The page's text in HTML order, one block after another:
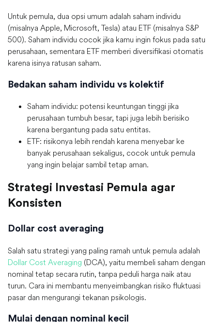
Untuk pemula, dua opsi umum adalah saham individu
(misalnya Apple, Microsoft, Tesla) atau ETF (misalnya S&P
500). Saham individu cocok jika kamu ingin fokus pada satu
perusahaan, sementara ETF memberi diversifikasi otomatis
karena isinya ratusan saham.
Bedakan saham individu vs kolektif
Saham individu: potensi keuntungan tinggi jika
perusahaan tumbuh besar, tapi juga lebih berisiko
karena bergantung pada satu entitas.
ETF: risikonya lebih rendah karena menyebar ke
banyak perusahaan sekaligus, cocok untuk pemula
yang ingin belajar sambil tetap aman.
Strategi Investasi Pemula agar
Konsisten
Dollar cost averaging
Salah satu strategi yang paling ramah untuk pemula adalah
Dollar Cost Averaging (DCA), yaitu membeli saham dengan
nominal tetap secara rutin, tanpa peduli harga naik atau
turun. Cara ini membantu menyeimbangkan risiko fluktuasi
pasar dan mengurangi tekanan psikologis.
Mulai dengan nominal kecil